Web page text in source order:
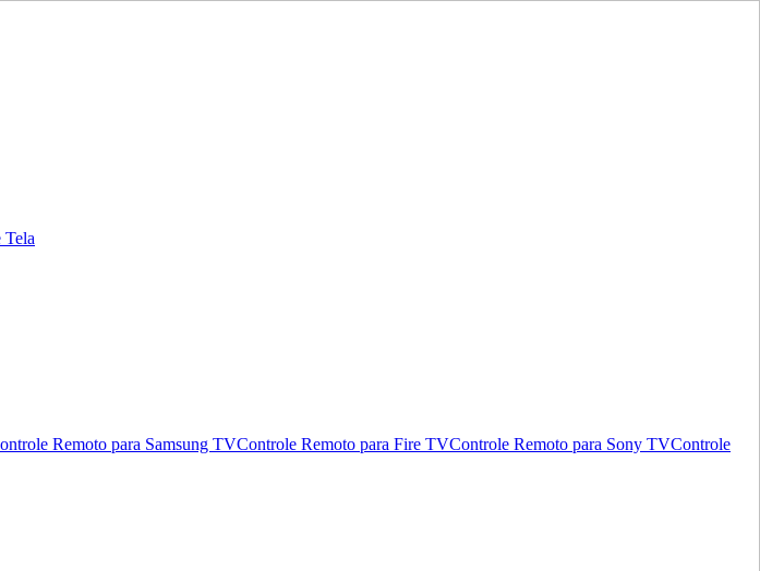
Tela
Remoto para Samsung TVControle Remoto para Fire TVControle Remoto para Sony TVControle